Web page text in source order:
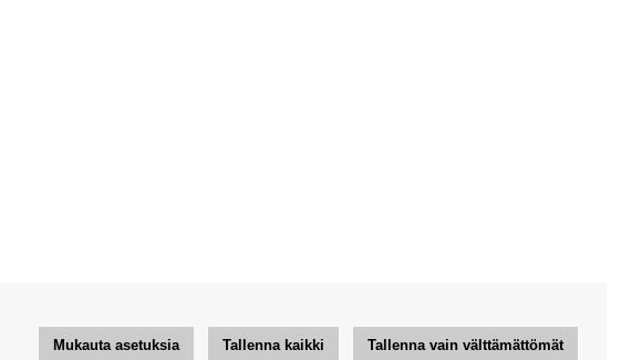
Mukauta asetuksia Tallenna kaikki Tallenna vain välttämättömät